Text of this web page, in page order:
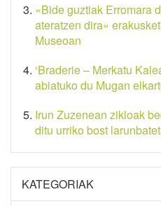
«Bide guztiak Erromara
ateratzen dira»
Museoan
‘Braderie – Merkatu
abiatuko du Mugan
Irun Zuzenean zikloak
ditu urriko bost
KATEGORIAK